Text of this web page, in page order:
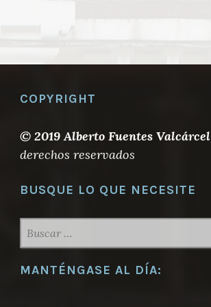
COPYRIGHT
© 2019 Alberto Fuentes Valcárcel
derechos reservados
BUSQUE LO QUE NECESITE
MANTÉNGASE AL DÍA: